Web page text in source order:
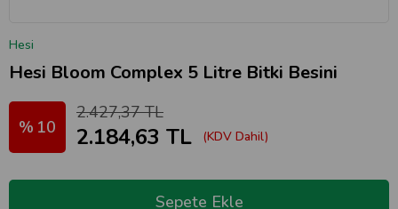
Hesi
Hesi Bloom Complex 5 Litre Bitki Besini
10
2.427,37 TL
2.184,63 TL (KDV Dahil)